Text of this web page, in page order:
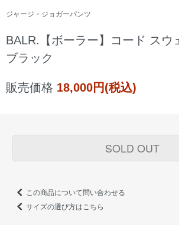
ジャージ・ジョガーパンツ
BALR.【ボーラー】コード スウ
ブラック
販売価格 18,000円(税込)
SOLD OUT
この商品について問い合わせる
サイズの選び方はこちら